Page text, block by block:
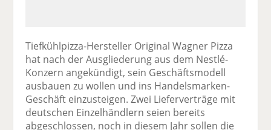
Tiefkühlpizza-Hersteller Original Wagner Pizza
hat nach der Ausgliederung aus dem Nestlé-
Konzern angekündigt, sein Geschäftsmodell
ausbauen zu wollen und ins Handelsmarken-
Geschäft einzusteigen. Zwei Lieferverträge mit
deutschen Einzelhändlern seien bereits
abgeschlossen, noch in diesem Jahr sollen die